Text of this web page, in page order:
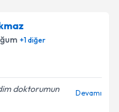
uzmandan randevu
e-posta ile
+1diğer
doktorumun
Devamı